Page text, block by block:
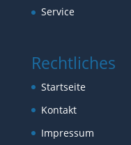
Service
Rechtliches
Startseite
Kontakt
Impressum